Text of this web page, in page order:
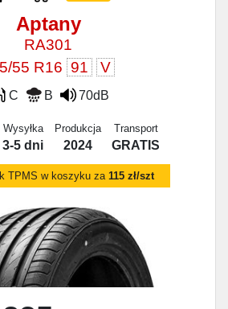
Aptany
RA301
55 R16 91 V
C B 70dB
Wysyłka
3-5 dni
Produkcja
2024
Transport
GRATIS
TPMS w koszyku za 115 zł/szt